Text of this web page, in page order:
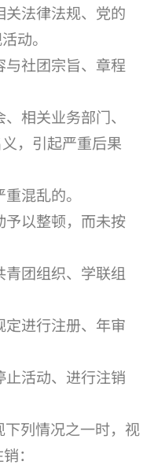
法律法规、党的
动。
社团宗旨、章程
相关业务部门、
，引起严重后果
混乱的。
以整顿，而未按
团组织、学联组
进行注册、年审
活动、进行注销
列情况之一时，视
：